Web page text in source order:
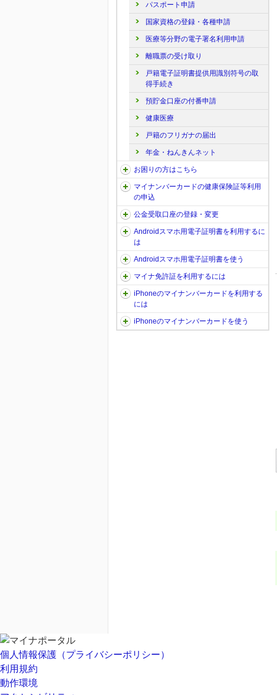
パスポート申請
国家資格の登録・各種申請
医療等分野の電子署名利用申請
離職票の受け取り
戸籍電子証明書提供用識別符号の取
得手続き
預貯金口座の付番申請
健康医療
戸籍のフリガナの届出
年金・ねんきんネット
お困りの方はこちら
マイナンバーカードの健康保険証等利用
の申込
公金受取口座の登録・変更
Androidスマホ用電子証明書を利用するに
は
Androidスマホ用電子証明書を使う
マイナ免許証を利用するには
iPhoneのマイナンバーカードを利用する
には
iPhoneのマイナンバーカードを使う
個人情報保護（プライバシーポリシー）
利用規約
動作環境